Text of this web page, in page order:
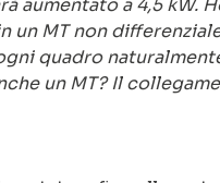
aumentato a 4,5 kW.
MT non
quadro
un MT? Il